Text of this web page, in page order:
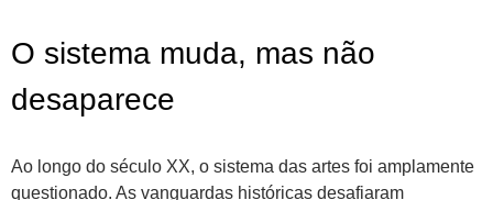
O sistema muda, mas não
desaparece
Ao longo do século XX, o sistema das artes foi amplamente
questionado. As vanguardas históricas desafiaram